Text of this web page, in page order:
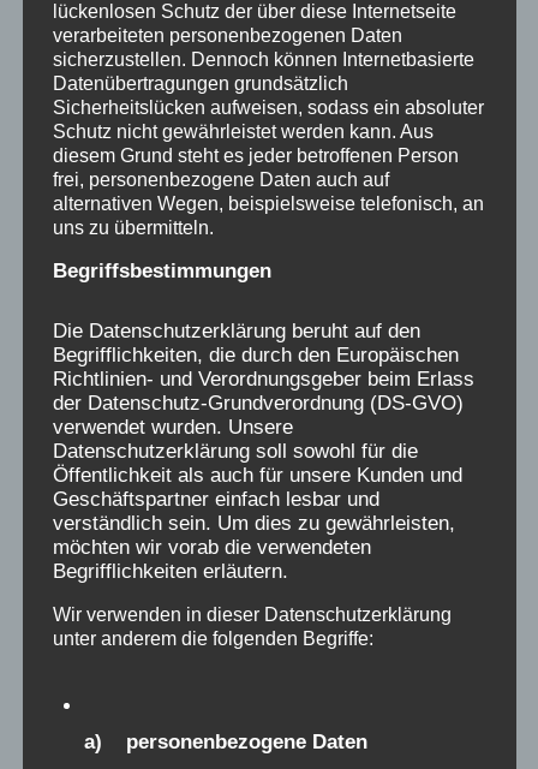
Spenden für die „Initiative
Verschickungskinder“ über den
wissenschaftlichen Begleitverein:
Verein Aufarbeitung und Erforschung von
Kinderverschickung / AEKV e.V.:
IBAN: DE704306 0967 1042 0498 00
12059 Berlin:
Journalistenwenden sich für Auskünfte oder
Interviews mit Betroffenen
hierhin oder an:
presse@verschickungsheime.de, Kontakt zu
Ansprechpartnern sehr gut über die
Überblickskarteoder die jeweiligen
Landeskoordinator:innen
Angela aus Bad Dürrheim
lückenlosen Schutz der über diese Internetseite
verarbeiteten personenbezogenen Daten
sicherzustellen. Dennoch können Internetbasierte
Datenübertragungen grundsätzlich
Sicherheitslücken aufweisen, sodass ein absoluter
Schutz nicht gewährleistet werden kann. Aus
diesem Grund steht es jeder betroffenen Person
frei, personenbezogene Daten auch auf
alternativen Wegen, beispielsweise telefonisch, an
uns zu übermitteln.
Begriffsbestimmungen
Die Datenschutzerklärung beruht auf den
Begrifflichkeiten, die durch den Europäischen
Richtlinien- und Verordnungsgeber beim Erlass
der Datenschutz-Grundverordnung (DS-GVO)
verwendet wurden. Unsere
Datenschutzerklärung soll sowohl für die
Öffentlichkeit als auch für unsere Kunden und
Geschäftspartner einfach lesbar und
verständlich sein. Um dies zu gewährleisten,
möchten wir vorab die verwendeten
Begrifflichkeiten erläutern.
Wir verwenden in dieser Datenschutzerklärung
unter anderem die folgenden Begriffe:
a) personenbezogene Daten